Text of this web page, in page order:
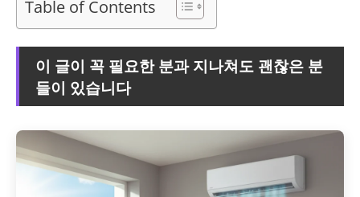
Table of Contents
이 글이 꼭 필요한 분과 지나쳐도 괜찮은 분
들이 있습니다